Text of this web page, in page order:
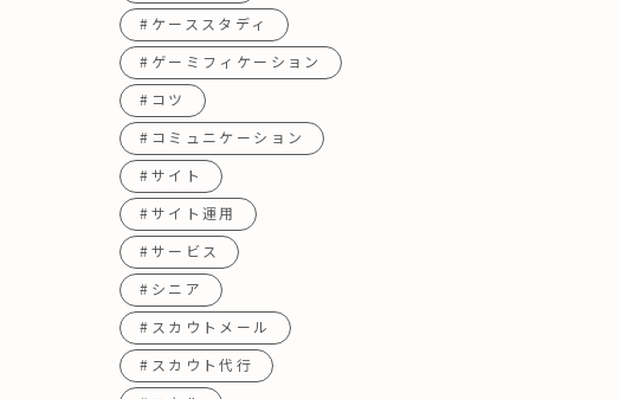
#ケーススタディ
#ゲーミフィケーション
#コツ
#コミュニケーション
#サイト
#サイト運用
#サービス
#シニア
#スカウトメール
#スカウト代行